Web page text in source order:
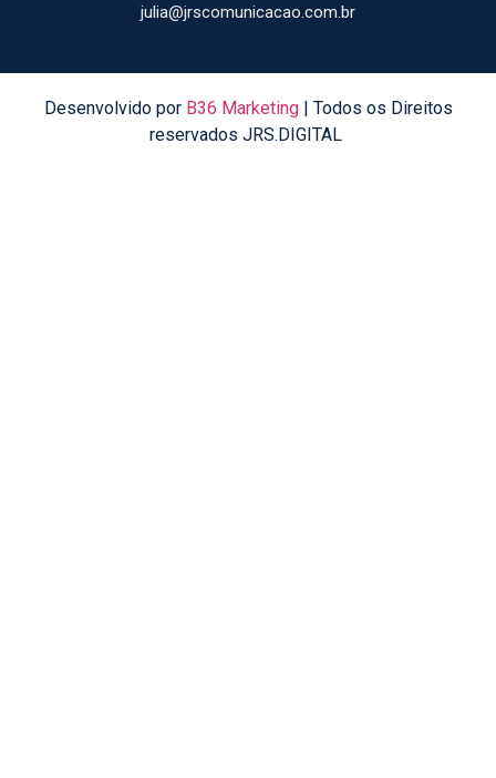
julia@jrscomunicacao.com.br
Desenvolvido por B36 Marketing| Todos os Direitos
reservados JRS.DIGITAL